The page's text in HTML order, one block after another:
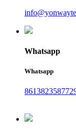
Whatsapp
Whatsapp